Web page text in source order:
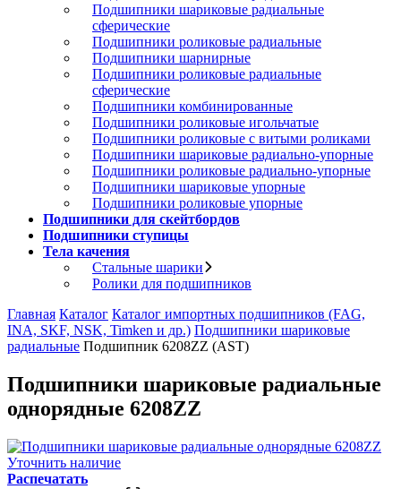
Подшипники шариковые радиальные
сферические
Подшипники роликовые радиальные
Подшипники шарнирные
Подшипники роликовые радиальные
сферические
Подшипники комбинированные
Подшипники роликовые игольчатые
Подшипники роликовые с витыми роликами
Подшипники шариковые радиально-упорные
Подшипники роликовые радиально-упорные
Подшипники шариковые упорные
Подшипники роликовые упорные
Подшипники для скейтбордов
Подшипники ступицы
Тела качения
Стальные шарики
Ролики для подшипников
Главная Каталог Каталог импортных подшипников (FAG,
INA, SKF, NSK, Timken и др.) Подшипники шариковые
радиальные Подшипник 6208ZZ (AST)
Подшипники шариковые радиальные
однорядные 6208ZZ
Уточнить наличие
Распечатать